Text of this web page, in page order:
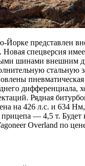
Йорке представлен
. Новая спецверсия
шинами внешним
стальную
дифференциала,
Рядная
на 426 л.с. и 634
прицепа — 4,5 т.
Overland по